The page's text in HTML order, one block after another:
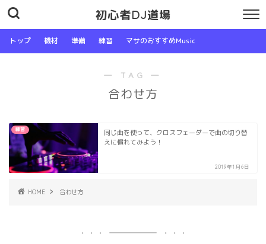
初心者DJ道場
トップ 機材 準備 練習 マサのおすすめMusic
― TAG ―
合わせ方
練習
同じ曲を使って、クロスフェーダーで曲の切り替
えに慣れてみよう！
2019年1月6日
HOME 合わせ方